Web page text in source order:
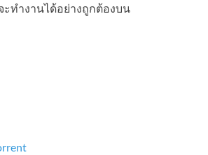
ะทำงานได้อย่างถูกต้องบน